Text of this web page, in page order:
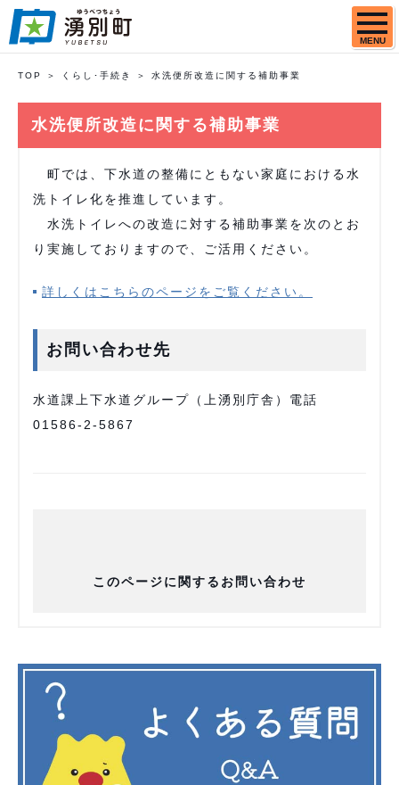
MENU
TOP くらし･手続き 水洗便所改造に関する補助事業
水洗便所改造に関する補助事業
町では、下水道の整備にともない家庭における水
洗トイレ化を推進しています。
水洗トイレへの改造に対する補助事業を次のとお
り実施しておりますので、ご活用ください。
詳しくはこちらのページをご覧ください。
お問い合わせ先
水道課上下水道グループ（上湧別庁舎）電話
01586-2-5867
このページに関するお問い合わせ